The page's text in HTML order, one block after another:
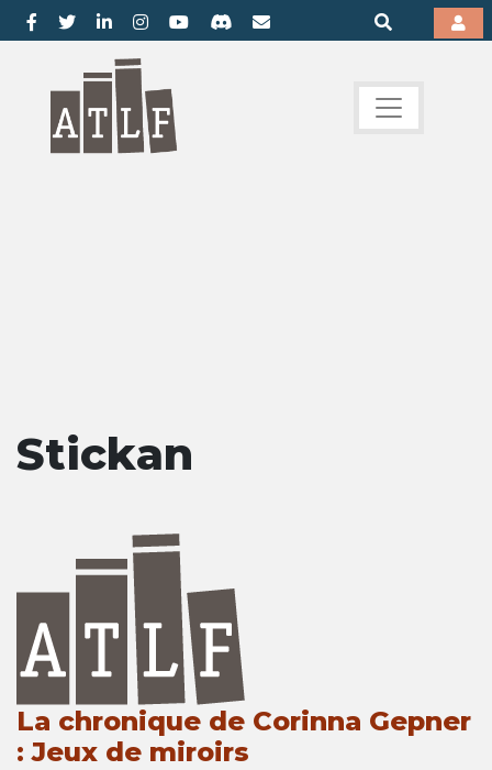
Stickan
La chronique de Corinna Gepner
: Jeux de miroirs